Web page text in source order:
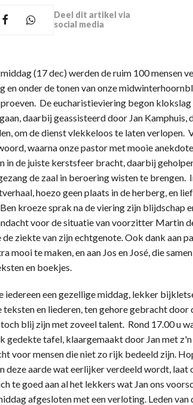
Deel dit artikel via
social media
(17 dec) werden de ruim 100 mensen
en onder de tonen van onze
De eucharistieviering begon
daarbij geassisteerd door Jan
om de dienst vlekkeloos te laten verlopen.
waarna onze pastor met mooie
in de juiste kerstsfeer bracht, daarbij
de zaal in beroering wisten te brengen.
hoezo geen plaats in de herberg, en
kroeze sprak na de viering zijn blijdschap
voor de situatie van voorzitter Martin
de ziekte van zijn echtgenote. Ook dank aan
mooi te maken, en aan Jos en José, die
en boekjes.
iedereen een gezellige middag, lekker
teksten en liederen, ten gehore gebracht
blij zijn met zoveel talent. Rond 17.00 u
gedekte tafel, klaargemaakt door Jan met
voor mensen die niet zo rijk bedeeld zijn.
deze aarde wat eerlijker verdeeld wordt, laat
te goed aan al het lekkers wat Jan ons
afgesloten met een verloting. Leden